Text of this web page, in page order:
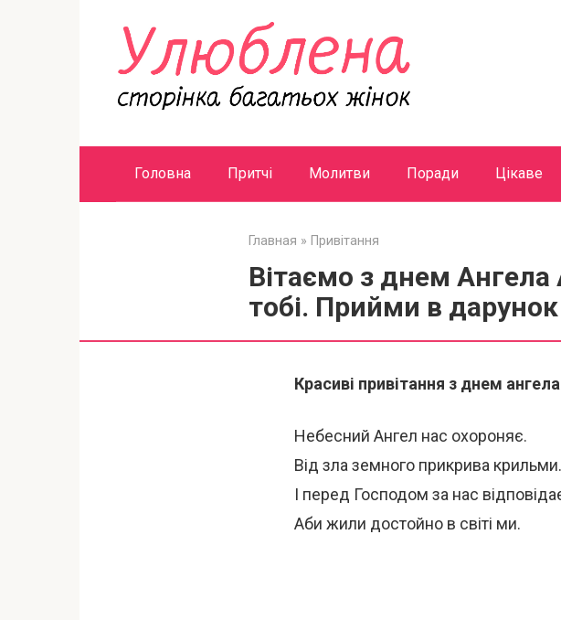
Головна Притчі Молитви Поради Цікаве
Главная » Привітання
Вітаємо з днем
тобі. Прийми в дарунок
Красиві привітання з днем
Небесний Ангел нас охороняє.
Від зла земного прикрива крильми.
І перед Господом за нас
Аби жили достойно в світі ми.